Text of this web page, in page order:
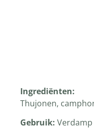
Ingrediënten:
Thujonen,
Gebruik: